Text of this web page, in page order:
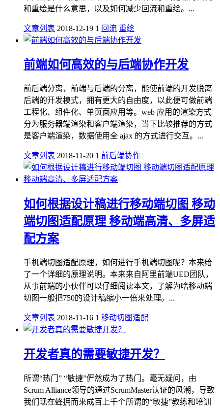
和重绘是什么意思，以及如何减少回流和重绘。...
文章列表 2018-12-19 1 回流 重绘
前端如何高效的与后端协作开发
前后端分离，前端与后端的分离，能使前端的开发脱离
后端的开发模式，拥有更大的自由度，以此便可做前端
工程化、组件化、单页面应用等。web 应用的渲染方式
分为服务器端渲染和客户端渲染，当下比较推荐的方式
是客户端渲染，数据使用全 ajax 的方式进行交互。...
文章列表 2018-11-20 1 前后端协作
如何根据设计稿进行移动端切图 移动
端切图适配原理 移动端高清、多屏适
配方案
手机端切图适配原理，如何进行手机端切图呢？本来给
了一个详细的原理说明。本来来自阿里前端UED团队，
从事前端的小伙伴可以仔细阅读本文，了解为啥移动端
切图一般把750的设计稿缩小一倍来处理。...
文章列表 2018-11-16 1 移动切图适配
开发者真的需要敏捷开发？
所谓“热门” “敏捷”俨然成为了热门。毫无疑问，由
Scrum Alliance领导的通过ScrumMaster认证的风潮，导致
我们现在蜂拥而来成百上千个所谓的“敏捷”教练和培训